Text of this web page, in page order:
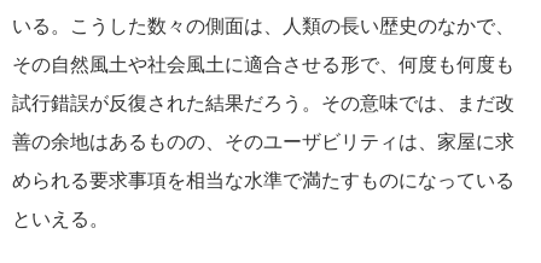
いる。こうした数々の側面は、人類の長い歴史のなかで、
その自然風土や社会風土に適合させる形で、何度も何度も
試行錯誤が反復された結果だろう。その意味では、まだ改
善の余地はあるものの、そのユーザビリティは、家屋に求
められる要求事項を相当な水準で満たすものになっている
といえる。